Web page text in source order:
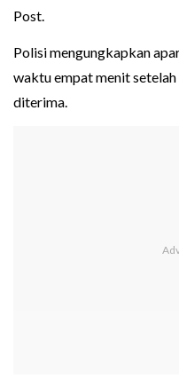
Post.
Polisi mengungkapkan
waktu empat menit
diterima.